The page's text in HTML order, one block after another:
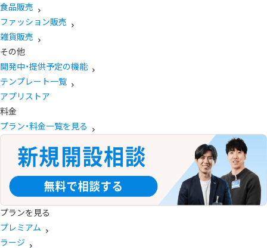
食品販売
ファッション販売
雑貨販売
その他
開発中・提供予定の機能
テンプレート一覧
アプリストア
料金
プラン・料金一覧を見る
プランを見る
プレミアム
ラージ